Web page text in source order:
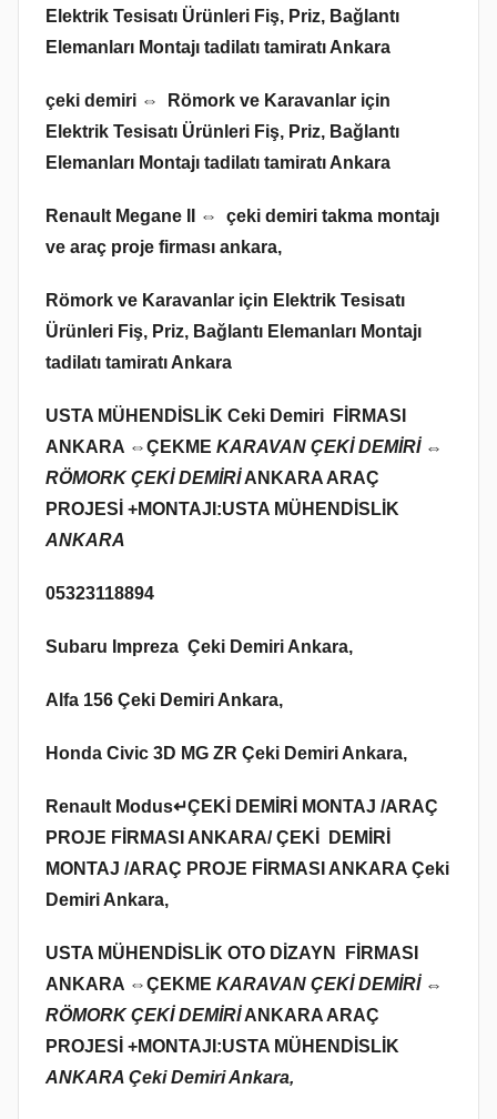
Elektrik Tesisatı Ürünleri Fiş, Priz, Bağlantı
Elemanları Montajı tadilatı tamiratı Ankara
çeki demiri ⇔ Römork ve Karavanlar için
Elektrik Tesisatı Ürünleri Fiş, Priz, Bağlantı
Elemanları Montajı tadilatı tamiratı Ankara
Renault Megane II ⇔ çeki demiri takma montajı
ve araç proje firması ankara,
Römork ve Karavanlar için Elektrik Tesisatı
Ürünleri Fiş, Priz, Bağlantı Elemanları Montajı
tadilatı tamiratı Ankara
USTA MÜHENDİSLİK Ceki Demiri FİRMASI
ANKARA ⇔ÇEKME KARAVAN ÇEKİ DEMİRİ ⇔
RÖMORK ÇEKİ DEMİRİANKARA ARAÇ
PROJESİ +MONTAJI:USTA MÜHENDİSLİK
ANKARA
05323118894
Subaru Impreza Çeki Demiri Ankara,
Alfa 156 Çeki Demiri Ankara,
Honda Civic 3D MG ZR Çeki Demiri Ankara,
Renault Modus↵ÇEKİ DEMİRİ MONTAJ /ARAÇ
PROJE FİRMASI ANKARA/ ÇEKİ DEMİRİ
MONTAJ /ARAÇ PROJE FİRMASI ANKARA Çeki
Demiri Ankara,
USTA MÜHENDİSLİK OTO DİZAYN FİRMASI
ANKARA ⇔ÇEKME KARAVAN ÇEKİ DEMİRİ ⇔
RÖMORK ÇEKİ DEMİRİANKARA ARAÇ
PROJESİ +MONTAJI:USTA MÜHENDİSLİK
ANKARA Çeki Demiri Ankara,